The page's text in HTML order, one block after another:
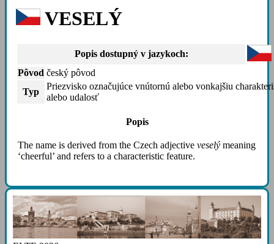
VESELÝ
Popis dostupný v jazykoch:
Pôvod český pôvod
Typ
Priezvisko označujúce vnútornú alebo vonkajšiu
alebo udalosť
Popis
The name is derived from the Czech adjective veselý meaning
‘cheerful’ and refers to a characteristic feature.